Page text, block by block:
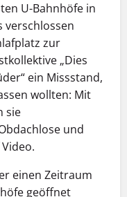
U-Bahnhöfe in
verschlossen
zur
„Dies
ein Missstand,
wollten: Mit
sie
und
einen Zeitraum
geöffnet